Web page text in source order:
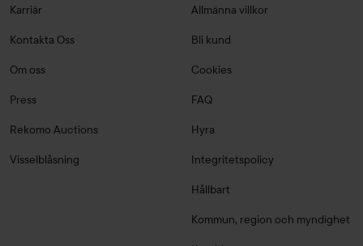
Karriär
Kontakta Oss
Om oss
Press
Rekomo Auctions
Visselblåsning
Allmänna villkor
Bli kund
Cookies
FAQ
Hyra
Integritetspolicy
Hållbart
Kommun, region och myndighet